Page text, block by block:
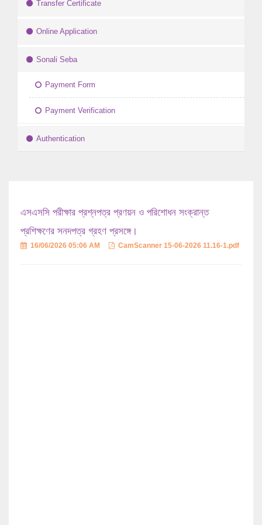
Transfer Certificate
Online Application
Sonali Seba
Payment Form
Payment Verification
Authentication
এসএসসি পরীক্ষার প্রশ্নপত্র প্রণয়ন ও পরিশোধন সংক্রান্ত
প্রশিক্ষণের সনদপত্র গ্রহণ প্রসঙ্গে।
16/06/2026 05:06 AM CamScanner 15-06-2026 11.16-1.pdf